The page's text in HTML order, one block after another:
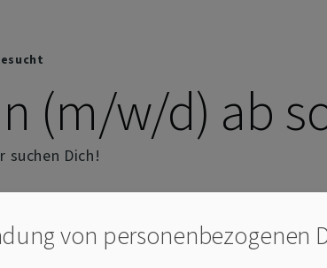
(m/w/d) ab
suchen Dich!
bieten:
von personenbezogenen